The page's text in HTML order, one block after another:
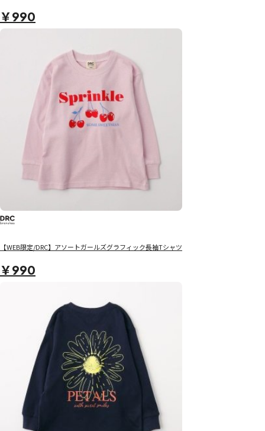
￥990
【WEB限定/DRC】アソートガールズグラフィック長袖Tシャツ
￥990